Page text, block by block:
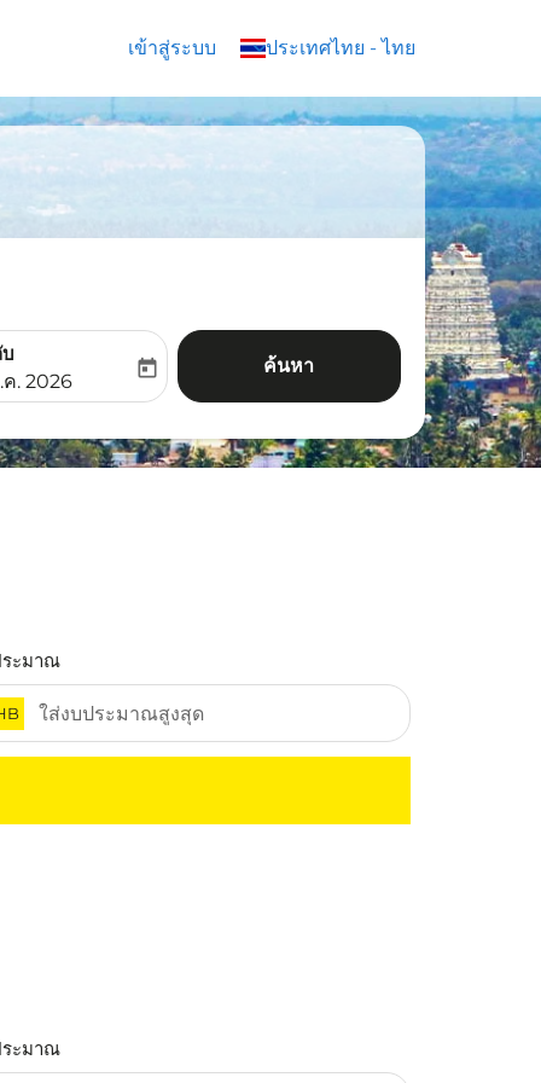
เข้าสู่ระบบ ประเทศไทย - ไทย
keyboard_arrow_down
labelreturn-date-aria-label
ค. 2026
today ค้นหา
ะมาณ
ะมาณ